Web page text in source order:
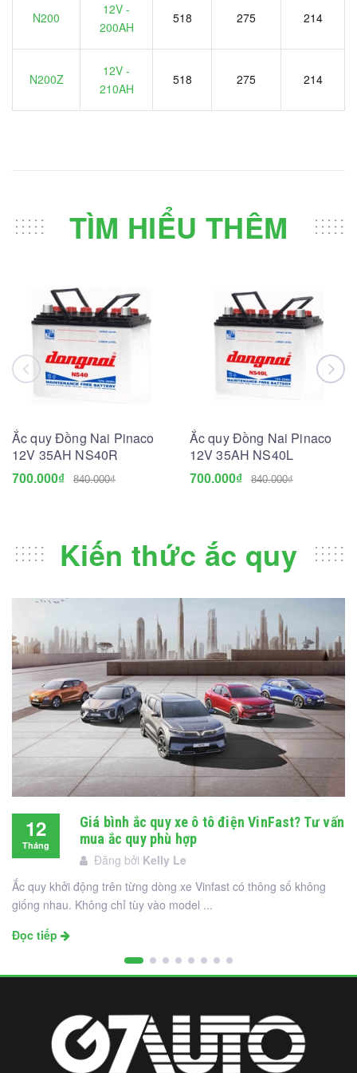
N200
12V -
200AH
518 275 214
N200Z
12V -
210AH
518 275 214
TÌM HIỂU THÊM
Ắc quy Đồng Nai Pinaco
12V 35AH NS40R
700.000₫ 840.000₫
Ắc quy Đồng Nai Pinaco
12V 35AH NS40L
700.000₫ 840.000₫
Kiến thức ắc quy
12
Tháng
Giá bình ắc quy xe ô tô điện VinFast? Tư vấn
mua ắc quy phù hợp
Đăng bởi Kelly Le
Ắc quy khởi động trên từng dòng xe Vinfast có thông số không
giống nhau. Không chỉ tùy vào model ...
Đọc tiếp